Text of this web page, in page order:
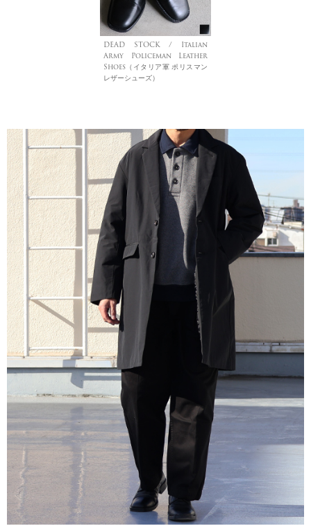
DEAD STOCK / Italian
Army Policeman Leather
Shoes（イタリア軍 ポリスマン
レザーシューズ）